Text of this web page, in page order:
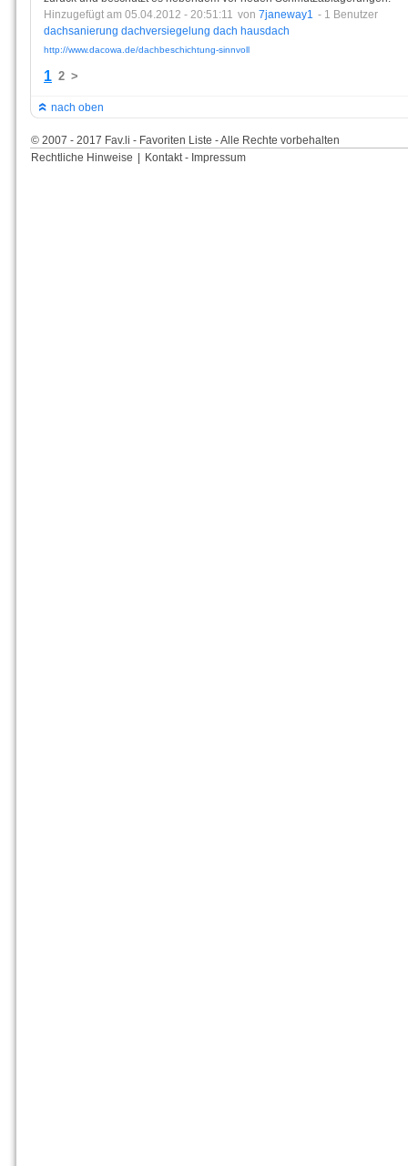
Hinzugefügt am 05.04.2012 - 20:51:11 von 7janeway1 - 1 Benutzer
dachsanierung dachversiegelung dach hausdach
http://www.dacowa.de/dachbeschichtung-sinnvoll
1 2 >
nach oben
© 2007 - 2017 Fav.li - Favoriten Liste - Alle Rechte vorbehalten
Rechtliche Hinweise
Kontakt - Impressum